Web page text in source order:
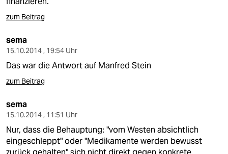
abo
genossenschaft
zum Beitrag
sema
15.10.2014 , 19:54 Uhr
Das war die Antwort auf Manfred Stein
zum Beitrag
sema
15.10.2014 , 11:51 Uhr
Nur, dass die Behauptung: "vom Westen absichtlich
eingeschleppt" oder "Medikamente werden bewusst